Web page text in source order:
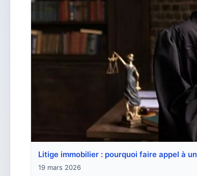
Litige immobilier : pourquoi faire appel à
19 mars 2026